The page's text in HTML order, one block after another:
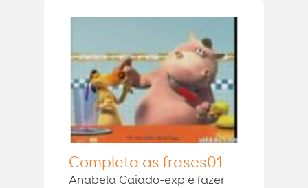
Completa as frases01
Anabela Caiado-exp e fazer